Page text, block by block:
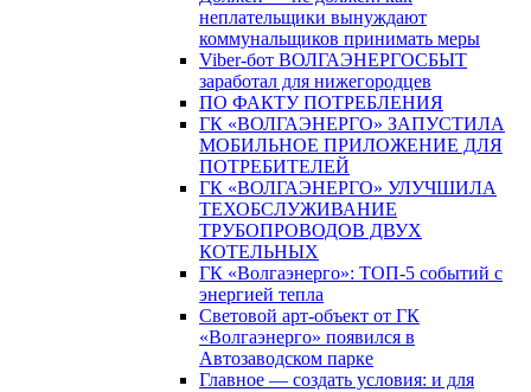
неплательщики вынуждают
коммунальщиков принимать меры
Viber-бот ВОЛГАЭНЕРГОСБЫТ
заработал для нижегородцев
ПО ФАКТУ ПОТРЕБЛЕНИЯ
ГК «ВОЛГАЭНЕРГО» ЗАПУСТИЛА
МОБИЛЬНОЕ ПРИЛОЖЕНИЕ ДЛЯ
ПОТРЕБИТЕЛЕЙ
ГК «ВОЛГАЭНЕРГО» УЛУЧШИЛА
ТЕХОБСЛУЖИВАНИЕ
ТРУБОПРОВОДОВ ДВУХ
КОТЕЛЬНЫХ
ГК «Волгаэнерго»: ТОП-5 событий с
энергией тепла
Световой арт-объект от ГК
«Волгаэнерго» появился в
Автозаводском парке
Главное — создать условия: и для